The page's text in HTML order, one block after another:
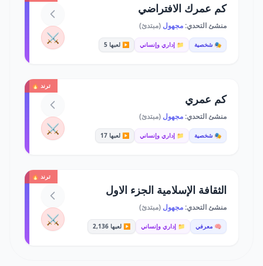
كم عمرك الافتراضي
منشئ التحدي:مجهول (مبتدئ)
🎭 شخصية 📁 إداري وإنساني ▶️ لعبها 5 ⚔️
ترند 🔥
كم عمري
منشئ التحدي:مجهول (مبتدئ)
🎭 شخصية 📁 إداري وإنساني ▶️ لعبها 17 ⚔️
ترند 🔥
الثقافة الإسلامية الجزء الاول
منشئ التحدي:مجهول (مبتدئ)
🧠 معرفي 📁 إداري وإنساني ▶️ لعبها 2,136 ⚔️